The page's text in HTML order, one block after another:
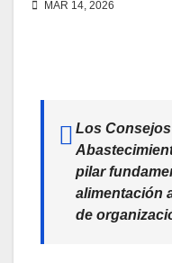
MAR 14, 2026
Los
pilar
alimentación
de